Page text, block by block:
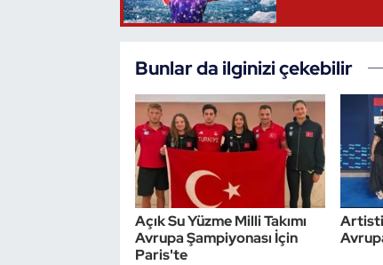
Bunlar da ilginizi çekebilir
Açık Su Yüzme Milli Takımı
Avrupa Şampiyonası İçin
Paris'te
Sualtı Sporları
Vücut Geliştirme Fitness